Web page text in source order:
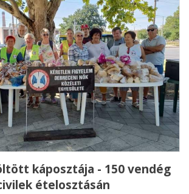
káposztája - 150 vendég
ételosztásán